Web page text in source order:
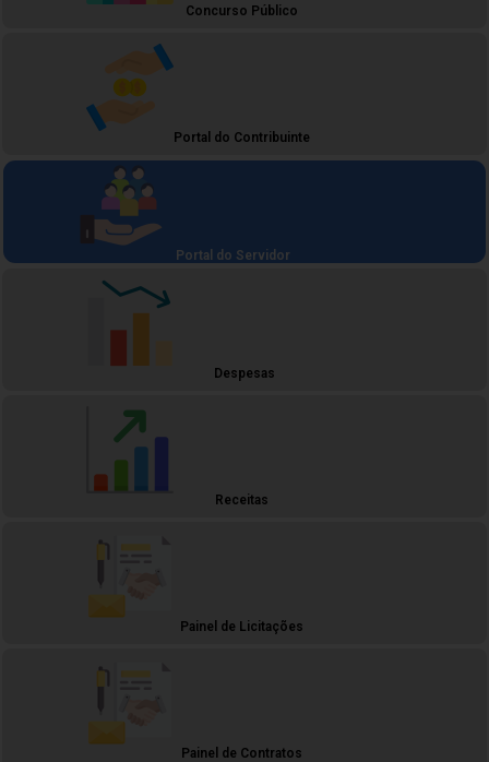
Concurso Público
Portal do Contribuinte
Portal do Servidor
Despesas
Receitas
Painel de Licitações
Painel de Contratos